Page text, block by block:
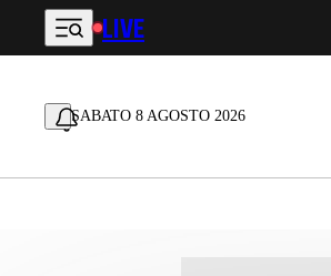
Vai al contenuto principale
LIVE
SABATO 8 AGOSTO 2026